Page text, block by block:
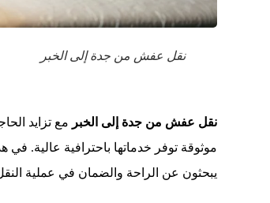
نقل عفش من جدة إلى الخبر
نقل عفش من جدة إلى الخبر مع تزايد
موثوقة توفر خدماتها باحترافية عالية. في
يبحثون عن الراحة والضمان في عملية